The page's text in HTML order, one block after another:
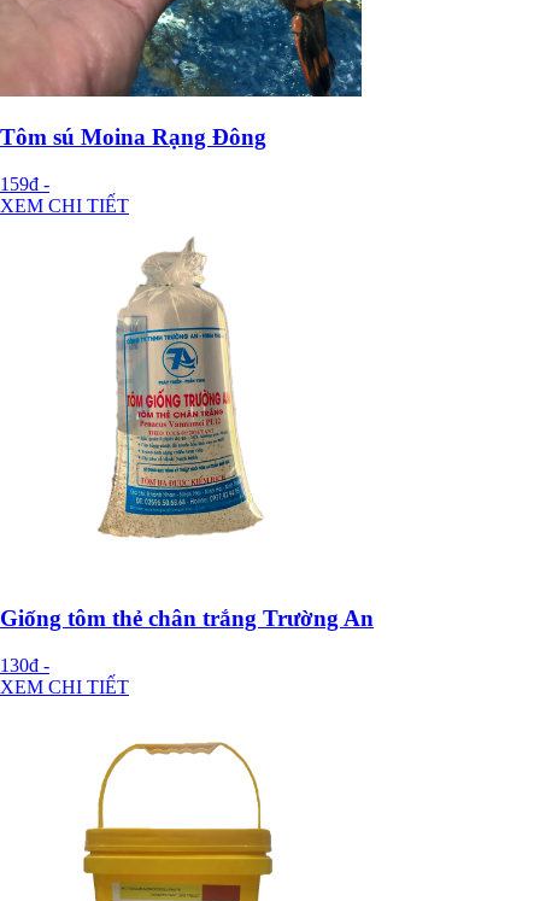
Tôm sú Moina Rạng Đông
159đ -
XEM CHI TIẾT
Giống tôm thẻ chân trắng Trường An
130đ -
XEM CHI TIẾT